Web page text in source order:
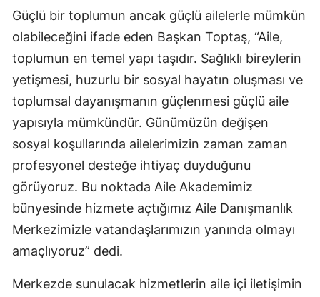
Güçlü bir toplumun ancak güçlü ailelerle mümkün
olabileceğini ifade eden Başkan Toptaş, “Aile,
toplumun en temel yapı taşıdır. Sağlıklı bireylerin
yetişmesi, huzurlu bir sosyal hayatın oluşması ve
toplumsal dayanışmanın güçlenmesi güçlü aile
yapısıyla mümkündür. Günümüzün değişen
sosyal koşullarında ailelerimizin zaman zaman
profesyonel desteğe ihtiyaç duyduğunu
görüyoruz. Bu noktada Aile Akademimiz
bünyesinde hizmete açtığımız Aile Danışmanlık
Merkezimizle vatandaşlarımızın yanında olmayı
amaçlıyoruz” dedi.
Merkezde sunulacak hizmetlerin aile içi iletişimin